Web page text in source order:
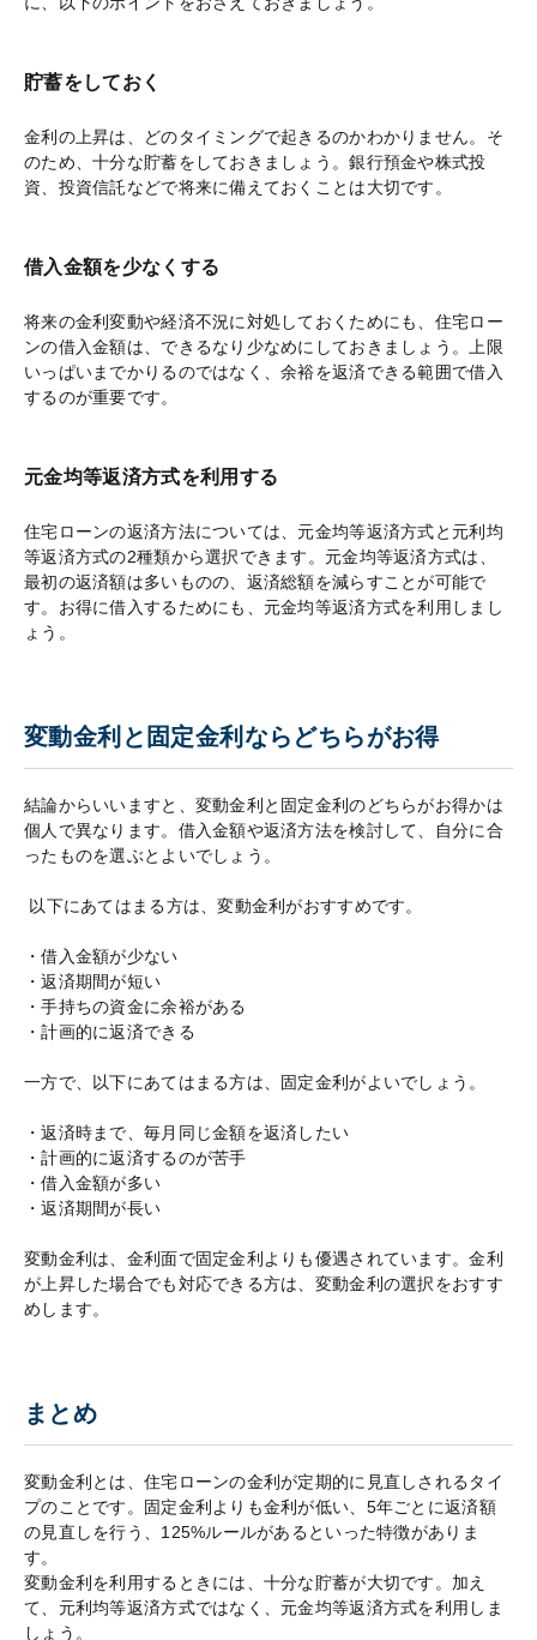
貯蓄をしておく
金利の上昇は、どのタイミングで起きるのかわかりません。そ
のため、十分な貯蓄をしておきましょう。銀行預金や株式投
資、投資信託などで将来に備えておくことは大切です。
借入金額を少なくする
将来の金利変動や経済不況に対処しておくためにも、住宅ロー
ンの借入金額は、できるなり少なめにしておきましょう。上限
いっぱいまでかりるのではなく、余裕を返済できる範囲で借入
するのが重要です。
元金均等返済方式を利用する
住宅ローンの返済方法については、元金均等返済方式と元利均
等返済方式の2種類から選択できます。元金均等返済方式は、
最初の返済額は多いものの、返済総額を減らすことが可能で
す。お得に借入するためにも、元金均等返済方式を利用しまし
ょう。
変動金利と固定金利ならどちらがお得
結論からいいますと、変動金利と固定金利のどちらがお得かは
個人で異なります。借入金額や返済方法を検討して、自分に合
ったものを選ぶとよいでしょう。
以下にあてはまる方は、変動金利がおすすめです。
・借入金額が少ない
・返済期間が短い
・手持ちの資金に余裕がある
・計画的に返済できる
一方で、以下にあてはまる方は、固定金利がよいでしょう。
・返済時まで、毎月同じ金額を返済したい
・計画的に返済するのが苦手
・借入金額が多い
・返済期間が長い
変動金利は、金利面で固定金利よりも優遇されています。金利
が上昇した場合でも対応できる方は、変動金利の選択をおすす
めします。
まとめ
変動金利とは、住宅ローンの金利が定期的に見直しされるタイ
プのことです。固定金利よりも金利が低い、5年ごとに返済額
の見直しを行う、125%ルールがあるといった特徴がありま
す。
変動金利を利用するときには、十分な貯蓄が大切です。加え
て、元利均等返済方式ではなく、元金均等返済方式を利用しま
しょう。